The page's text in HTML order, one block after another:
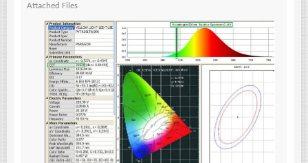
Attached Files